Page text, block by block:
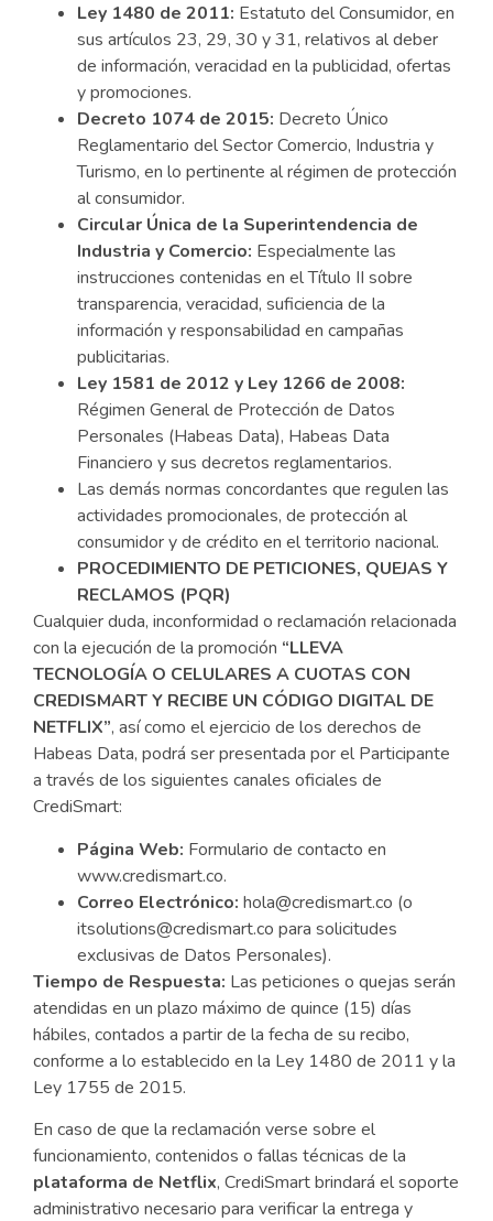
Ley 1480 de 2011: Estatuto del Consumidor, en
sus artículos 23, 29, 30 y 31, relativos al deber
de información, veracidad en la publicidad, ofertas
y promociones.
Decreto 1074 de 2015: Decreto Único
Reglamentario del Sector Comercio, Industria y
Turismo, en lo pertinente al régimen de protección
al consumidor.
Circular Única de la Superintendencia de
Industria y Comercio: Especialmente las
instrucciones contenidas en el Título II sobre
transparencia, veracidad, suficiencia de la
información y responsabilidad en campañas
publicitarias.
Ley 1581 de 2012 y Ley 1266 de 2008:
Régimen General de Protección de Datos
Personales (Habeas Data), Habeas Data
Financiero y sus decretos reglamentarios.
Las demás normas concordantes que regulen las
actividades promocionales, de protección al
consumidor y de crédito en el territorio nacional.
PROCEDIMIENTO DE PETICIONES, QUEJAS Y
RECLAMOS (PQR)
Cualquier duda, inconformidad o reclamación relacionada
con la ejecución de la promoción “LLEVA
TECNOLOGÍA O CELULARES A CUOTAS CON
CREDISMART Y RECIBE UN CÓDIGO DIGITAL DE
NETFLIX”, así como el ejercicio de los derechos de
Habeas Data, podrá ser presentada por el Participante
a través de los siguientes canales oficiales de
CrediSmart:
Página Web: Formulario de contacto en
www.credismart.co.
Correo Electrónico: hola@credismart.co (o
itsolutions@credismart.co para solicitudes
exclusivas de Datos Personales).
Tiempo de Respuesta: Las peticiones o quejas serán
atendidas en un plazo máximo de quince (15) días
hábiles, contados a partir de la fecha de su recibo,
conforme a lo establecido en la Ley 1480 de 2011 y la
Ley 1755 de 2015.
En caso de que la reclamación verse sobre el
funcionamiento, contenidos o fallas técnicas de la
plataforma de Netflix, CrediSmart brindará el soporte
administrativo necesario para verificar la entrega y